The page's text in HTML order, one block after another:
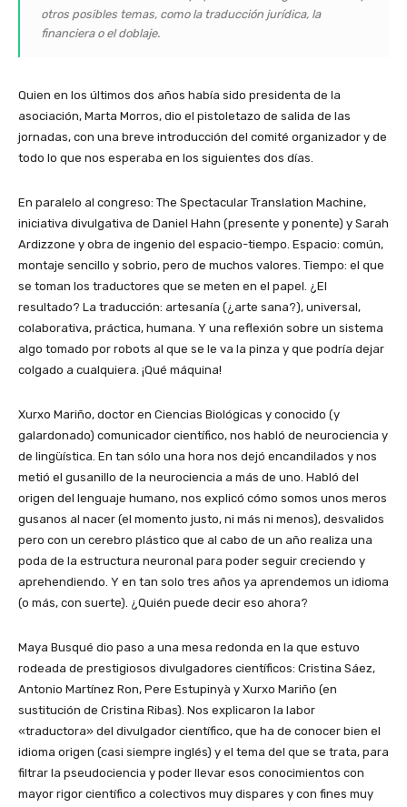
otros posibles temas, como la traducción jurídica, la
financiera o el doblaje.
Quien en los últimos dos años había sido presidenta de la
asociación, Marta Morros, dio el pistoletazo de salida de las
jornadas, con una breve introducción del comité organizador y de
todo lo que nos esperaba en los siguientes dos días.
En paralelo al congreso: The Spectacular Translation Machine,
iniciativa divulgativa de Daniel Hahn (presente y ponente) y Sarah
Ardizzone y obra de ingenio del espacio-tiempo. Espacio: común,
montaje sencillo y sobrio, pero de muchos valores. Tiempo: el que
se toman los traductores que se meten en el papel. ¿El
resultado? La traducción: artesanía (¿arte sana?), universal,
colaborativa, práctica, humana. Y una reflexión sobre un sistema
algo tomado por robots al que se le va la pinza y que podría dejar
colgado a cualquiera. ¡Qué máquina!
Xurxo Mariño, doctor en Ciencias Biológicas y conocido (y
galardonado) comunicador científico, nos habló de neurociencia y
de lingüística. En tan sólo una hora nos dejó encandilados y nos
metió el gusanillo de la neurociencia a más de uno. Habló del
origen del lenguaje humano, nos explicó cómo somos unos meros
gusanos al nacer (el momento justo, ni más ni menos), desvalidos
pero con un cerebro plástico que al cabo de un año realiza una
poda de la estructura neuronal para poder seguir creciendo y
aprehendiendo. Y en tan solo tres años ya aprendemos un idioma
(o más, con suerte). ¿Quién puede decir eso ahora?
Maya Busqué dio paso a una mesa redonda en la que estuvo
rodeada de prestigiosos divulgadores científicos: Cristina Sáez,
Antonio Martínez Ron, Pere Estupinyà y Xurxo Mariño (en
sustitución de Cristina Ribas). Nos explicaron la labor
«traductora» del divulgador científico, que ha de conocer bien el
idioma origen (casi siempre inglés) y el tema del que se trata, para
filtrar la pseudociencia y poder llevar esos conocimientos con
mayor rigor científico a colectivos muy dispares y con fines muy